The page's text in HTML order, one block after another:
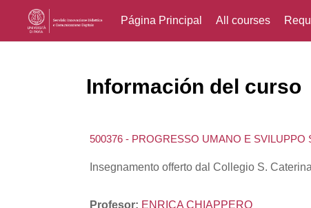
Página Principal All courses
Información del curso
500376 - PROGRESSO UMANO E
Insegnamento offerto dal Collegio S.
Profesor: ENRICA CHIAPPERO